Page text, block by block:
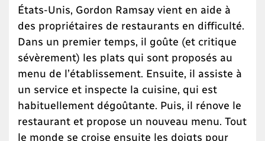
États-Unis, Gordon Ramsay vient en aide à
des propriétaires de restaurants en difficulté.
Dans un premier temps, il goûte (et critique
sévèrement) les plats qui sont proposés au
menu de l’établissement. Ensuite, il assiste à
un service et inspecte la cuisine, qui est
habituellement dégoûtante. Puis, il rénove le
restaurant et propose un nouveau menu. Tout
le monde se croise ensuite les doigts pour